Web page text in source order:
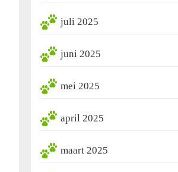
juli 2025
juni 2025
mei 2025
april 2025
maart 2025